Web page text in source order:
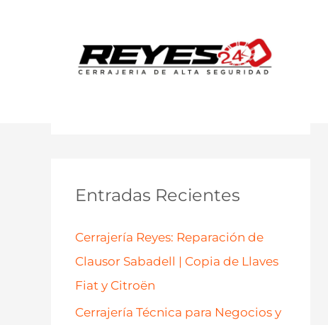
rEntradas Recientes
Cerrajería Reyes: Reparación de
Clausor Sabadell | Copia de Llaves
Fiat y Citroën
Cerrajería Técnica para Negocios y